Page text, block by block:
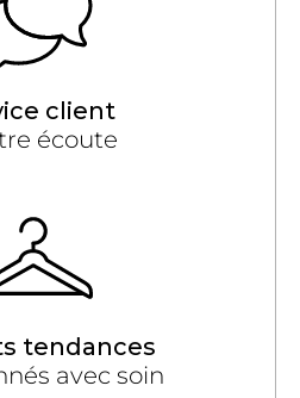
client
écoute
tendances
avec soin